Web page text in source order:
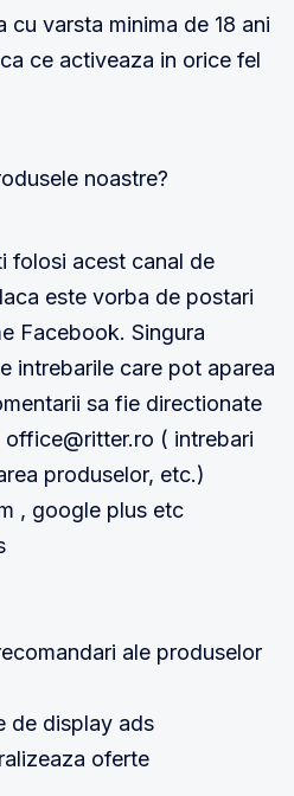
varsta minima de 18 ani
ce activeaza in orice fel
noastre?
acest canal de
este vorba de postari
Facebook. Singura
intrebarile care pot aparea
sa fie directionate
( intrebari
produselor, etc.)
, google plus etc
ale produselor
de display ads
oferte